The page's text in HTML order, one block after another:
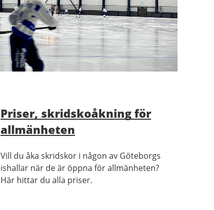
Priser, skridskoåkning för
allmänheten
Vill du åka skridskor i någon av Göteborgs
ishallar när de är öppna för allmänheten?
Här hittar du alla priser.